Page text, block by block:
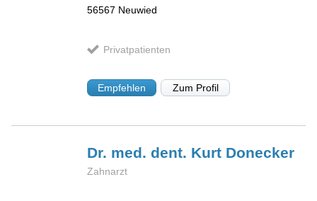
56567 Neuwied
Privatpatienten
Empfehlen Zum Profil
Dr. med. dent. Kurt Donecker
Zahnarzt